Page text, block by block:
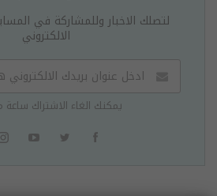
لتصلك الاخبار وللمشاركة في
الالكتروني
يمكنك الغاء الاشتراك ساعة